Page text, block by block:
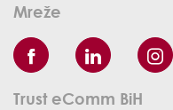
Mreže
Trust eComm BiH